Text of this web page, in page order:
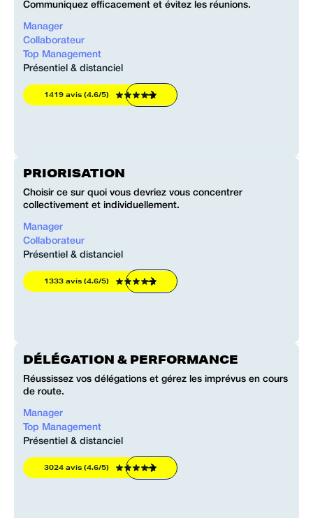
Communiquez efficacement et évitez les réunions.
Manager
Collaborateur
Top Management
Présentiel & distanciel
1419 avis (4.6/5)
PRIORISATION
Choisir ce sur quoi vous devriez vous concentrer
collectivement et individuellement.
Manager
Collaborateur
Présentiel & distanciel
1333 avis (4.6/5)
DÉLÉGATION & PERFORMANCE
Réussissez vos délégations et gérez les imprévus en cours
de route.
Manager
Top Management
Présentiel & distanciel
3024 avis (4.6/5)